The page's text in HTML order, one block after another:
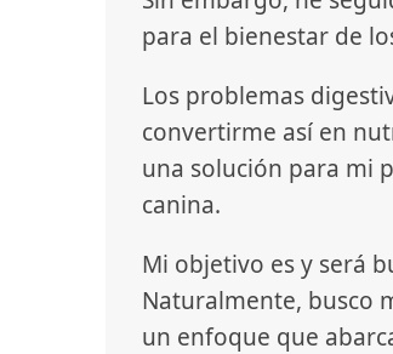
para el bienestar de
Los problemas
convertirme así en
una solución para mi
canina.
Mi objetivo es y será
Naturalmente, busco
un enfoque que